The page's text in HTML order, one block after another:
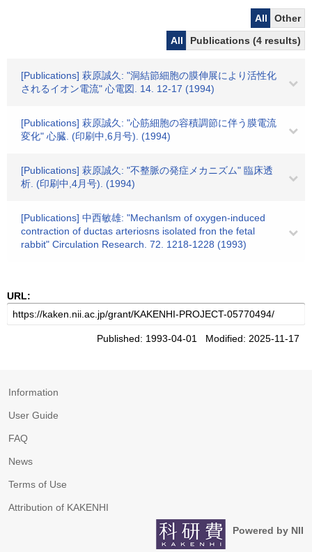
All
Other
All
Publications (4 results)
[Publications] 萩原誠久: "洞結節細胞の膜伸展により活性化
されるイオン電流" 心電図. 14. 12-17 (1994)
[Publications] 萩原誠久: "心筋細胞の容積調節に伴う膜電流
変化" 心臓. (印刷中,6月号). (1994)
[Publications] 萩原誠久: "不整脈の発症メカニズム" 臨床透
析. (印刷中,4月号). (1994)
[Publications] 中西敏雄: "Mechanlsm of oxygen-induced
contraction of ductas arteriosns isolated fron the fetal
rabbit" Circulation Research. 72. 1218-1228 (1993)
URL:
Published: 1993-04-01 Modified: 2025-11-17
Information
User Guide
FAQ
News
Terms of Use
Attribution of KAKENHI
Powered by NII